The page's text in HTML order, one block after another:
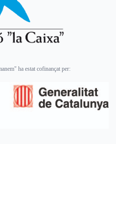
ha estat cofinançat per: